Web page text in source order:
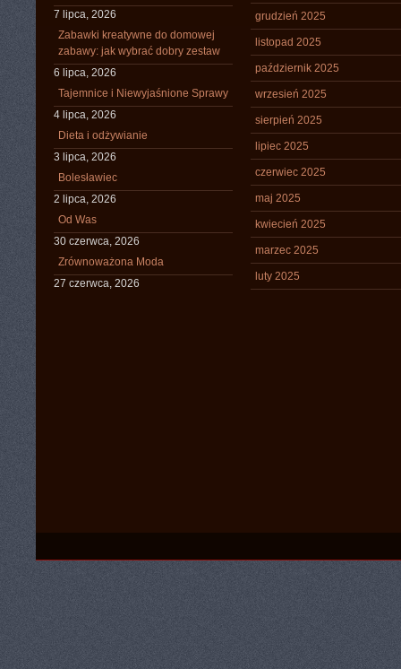
7 lipca, 2026
Zabawki kreatywne do domowej
zabawy: jak wybrać dobry zestaw
6 lipca, 2026
Tajemnice i Niewyjaśnione Sprawy
4 lipca, 2026
Dieta i odżywianie
3 lipca, 2026
Bolesławiec
2 lipca, 2026
Od Was
30 czerwca, 2026
Zrównoważona Moda
27 czerwca, 2026
grudzień 2025
listopad 2025
październik 2025
wrzesień 2025
sierpień 2025
lipiec 2025
czerwiec 2025
maj 2025
kwiecień 2025
marzec 2025
luty 2025